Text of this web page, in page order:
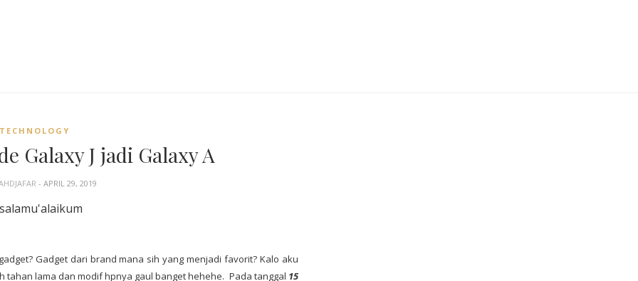
TECHNOLOGY
Galaxy J jadi Galaxy A
- APRIL 29, 2019
Gadget dari brand mana sih yang menjadi favorit? Kalo aku
tahan lama dan modif hpnya gaul banget hehehe. Pada tanggal 15